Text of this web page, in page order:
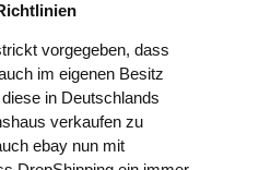
vorgegeben, dass
im eigenen Besitz
in Deutschlands
verkaufen zu
ebay nun mit